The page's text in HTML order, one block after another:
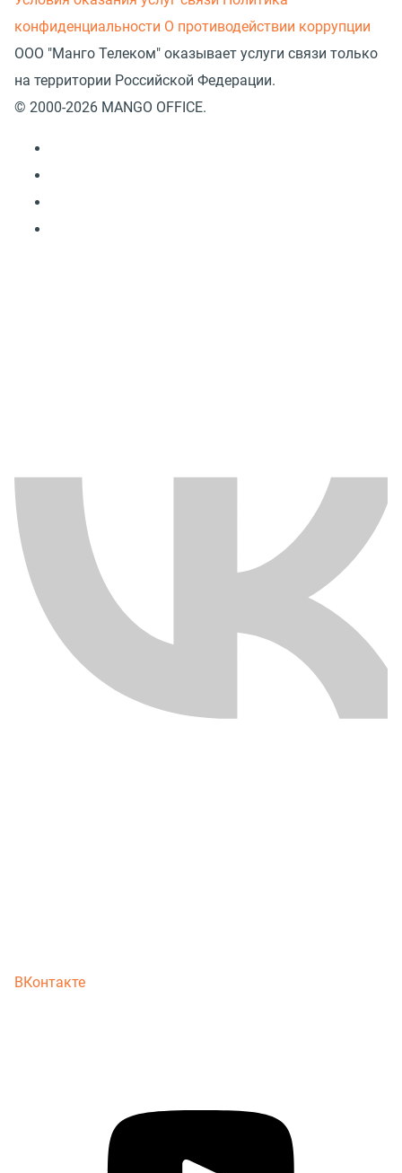
конфиденциальности О противодействии коррупции
ООО "Манго Телеком" оказывает услуги связи только
на территории Российской Федерации.
© 2000-2026 MANGO OFFICE.
ВКонтакте